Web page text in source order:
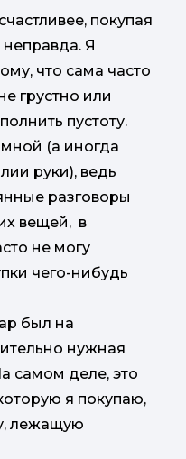
покупая
Я
что сама часто
грустно или
пустоту.
(а иногда
руки), ведь
разговоры
вещей, в
не могу
чего-нибудь
был на
нужная
самом деле, это
я покупаю,
лежащую